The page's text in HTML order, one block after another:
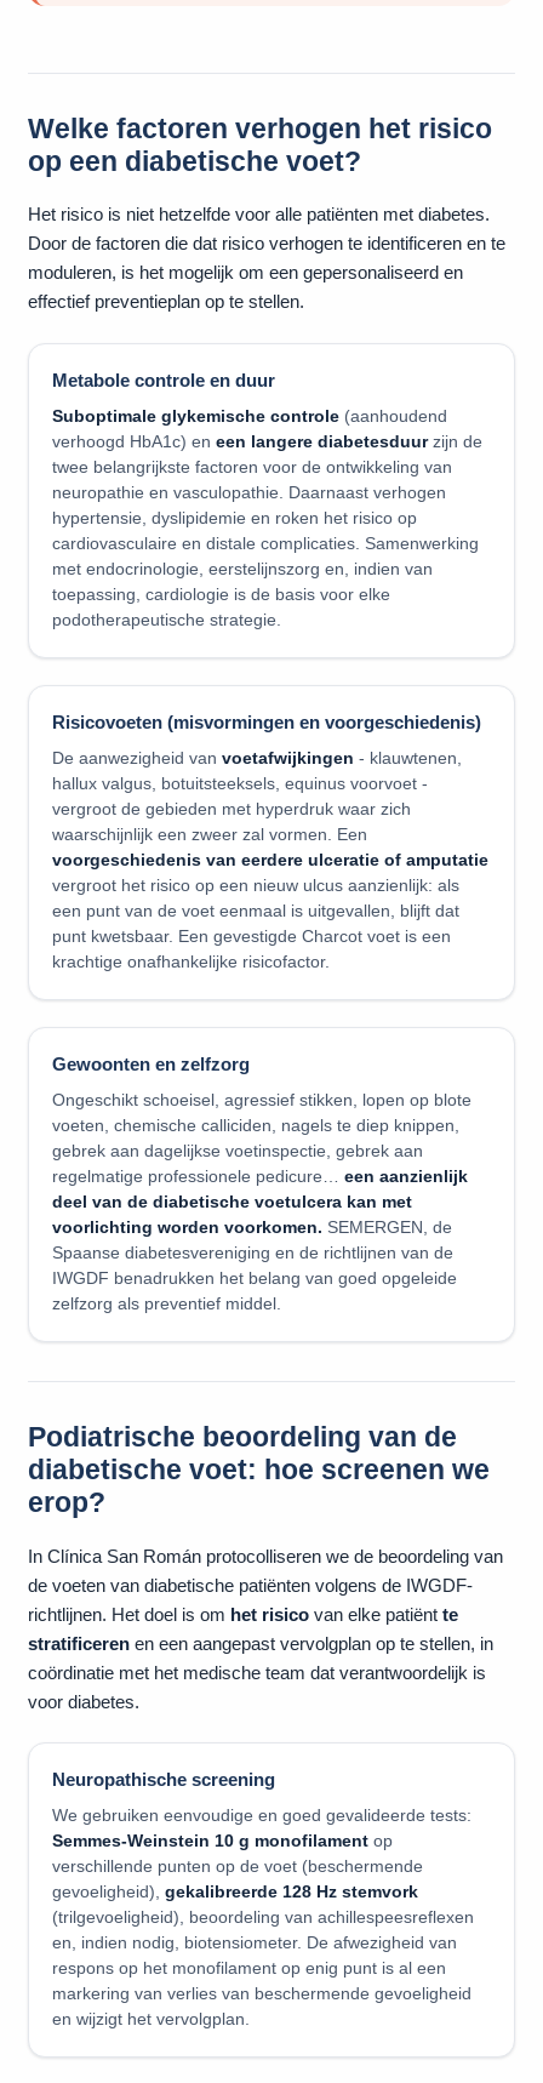
Welke factoren verhogen het risico
op een diabetische voet?
Het risico is niet hetzelfde voor alle patiënten met diabetes.
Door de factoren die dat risico verhogen te identificeren en te
moduleren, is het mogelijk om een gepersonaliseerd en
effectief preventieplan op te stellen.
Metabole controle en duur
Suboptimale glykemische controle(aanhoudend
verhoogd HbA1c) en een langere diabetesduurzijn de
twee belangrijkste factoren voor de ontwikkeling van
neuropathie en vasculopathie. Daarnaast verhogen
hypertensie, dyslipidemie en roken het risico op
cardiovasculaire en distale complicaties. Samenwerking
met endocrinologie, eerstelijnszorg en, indien van
toepassing, cardiologie is de basis voor elke
podotherapeutische strategie.
Risicovoeten (misvormingen en voorgeschiedenis)
De aanwezigheid van voetafwijkingen - klauwtenen,
hallux valgus, botuitsteeksels, equinus voorvoet -
vergroot de gebieden met hyperdruk waar zich
waarschijnlijk een zweer zal vormen. Een
voorgeschiedenis van eerdere ulceratie of amputatie
vergroot het risico op een nieuw ulcus aanzienlijk: als
een punt van de voet eenmaal is uitgevallen, blijft dat
punt kwetsbaar. Een gevestigde Charcot voet is een
krachtige onafhankelijke risicofactor.
Gewoonten en zelfzorg
Ongeschikt schoeisel, agressief stikken, lopen op blote
voeten, chemische calliciden, nagels te diep knippen,
gebrek aan dagelijkse voetinspectie, gebrek aan
regelmatige professionele pedicure… een aanzienlijk
deel van de diabetische voetulcera kan met
voorlichting worden voorkomen. SEMERGEN, de
Spaanse diabetesvereniging en de richtlijnen van de
IWGDF benadrukken het belang van goed opgeleide
zelfzorg als preventief middel.
Podiatrische beoordeling van de
diabetische voet: hoe screenen we
erop?
In Clínica San Román protocolliseren we de beoordeling van
de voeten van diabetische patiënten volgens de IWGDF-
richtlijnen. Het doel is om het risicovan elke patiënt te
stratificerenen een aangepast vervolgplan op te stellen, in
coördinatie met het medische team dat verantwoordelijk is
voor diabetes.
Neuropathische screening
We gebruiken eenvoudige en goed gevalideerde tests:
Semmes-Weinstein 10 g monofilamentop
verschillende punten op de voet (beschermende
gevoeligheid), gekalibreerde 128 Hz stemvork
(trilgevoeligheid), beoordeling van achillespeesreflexen
en, indien nodig, biotensiometer. De afwezigheid van
respons op het monofilament op enig punt is al een
markering van verlies van beschermende gevoeligheid
en wijzigt het vervolgplan.